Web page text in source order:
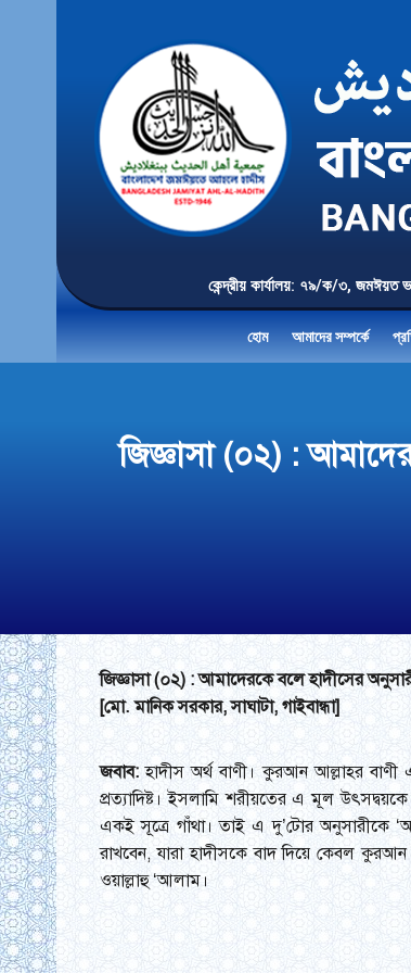
কেন্দ্রীয় কার্যালয়: ৭৯/ক/৩,
হোম আমাদের সম্পর্কে
জিজ্ঞাসা (০২) :
জিজ্ঞাসা (০২) : আমাদেরকে বলে হাদীসের
[মো. মানিক সরকার, সাঘাটা, গাইবান্ধা]
জবাব: হাদীস অর্থ বাণী। কুরআন আল্লাহর
প্রত্যাদিষ্ট। ইসলামি শরীয়তের এ মূল
একই সূত্রে গাঁথা। তাই এ দু’টোর অনুসারীকে
রাখবেন, যারা হাদীসকে বাদ দিয়ে কেবল
ওয়াল্লাহু ‘আলাম।